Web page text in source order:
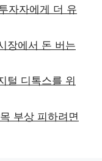
자자에게 더 유
장에서 돈 버는
털 디톡스를 위
부상 피하려면